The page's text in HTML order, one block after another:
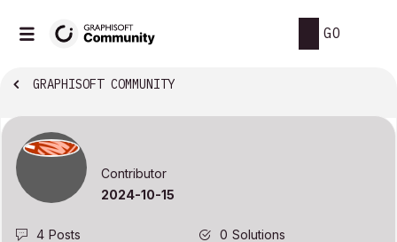
GO
GRAPHISOFT COMMUNITY
Contributor
‎2024-10-15
4 Posts 0 Solutions